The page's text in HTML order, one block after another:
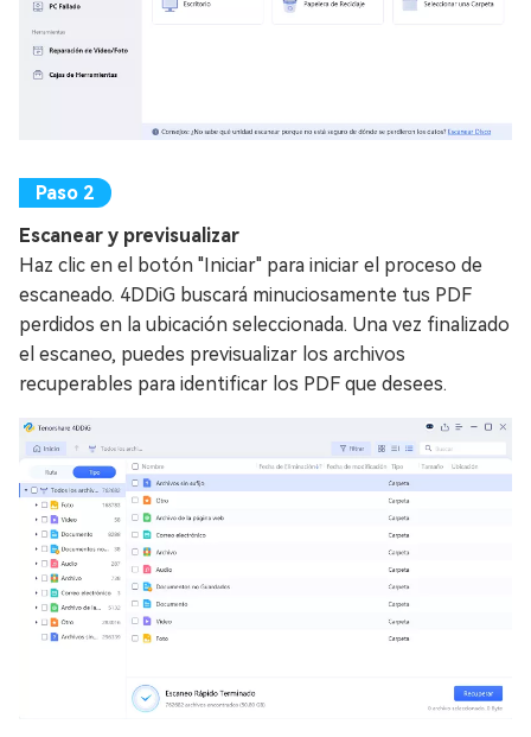
Escanear y previsualizar
Haz clic en el botón "Iniciar" para iniciar el proceso de
escaneado. 4DDiG buscará minuciosamente tus PDF
perdidos en la ubicación seleccionada. Una vez finalizado
el escaneo, puedes previsualizar los archivos
recuperables para identificar los PDF que desees.